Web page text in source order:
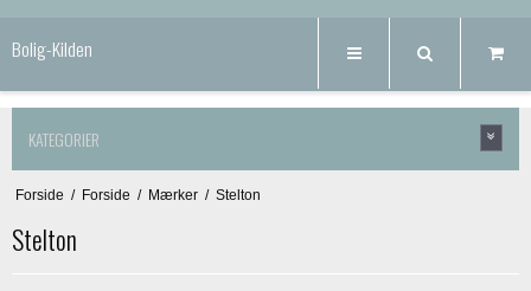
Bolig-Kilden
KATEGORIER
Forside / Forside / Mærker / Stelton
Stelton